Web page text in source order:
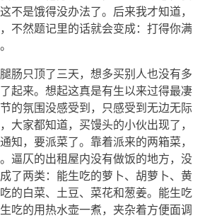
不是饿得没办法了。后来我才知道，
不然题记里的话就会变成：打得你满
肠只顶了三天，想多买别人也没有多
起来。想起这真是有生以来过得最凄
的氛围没感受到，只感受到无边无际
大家都知道，买馒头的小伙出现了，
知，要派菜了。靠着派来的两箱菜，
逼仄的出租屋内没有做饭的地方，没
了两类：能生吃的萝卜、胡萝卜、黄
的白菜、土豆、菜花和葱姜。能生吃
吃的用热水壶一煮，夹杂着方便面调